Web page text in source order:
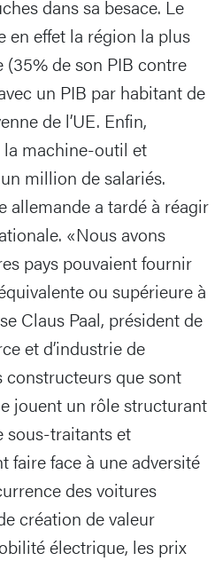
dans sa besace. Le
en effet la région la plus
(35% de son PIB contre
un PIB par habitant de
de l’UE. Enfin,
la machine-outil et
million de salariés.
allemande a tardé à réagir
«Nous avons
pays pouvaient fournir
ou supérieure à
Claus Paal, président de
et d’industrie de
constructeurs que sont
jouent un rôle structurant
sous-traitants et
faire face à une adversité
des voitures
création de valeur
électrique, les prix